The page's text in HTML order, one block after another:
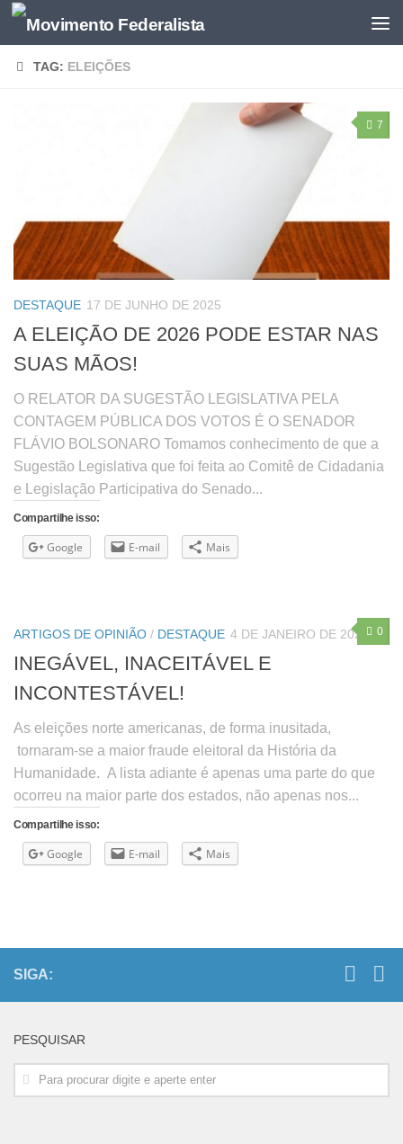
TAG: ELEIÇÕES
7
DESTAQUE 17 DE JUNHO DE 2025
A ELEIÇÃO DE 2026 PODE ESTAR NAS
SUAS MÃOS!
O RELATOR DA SUGESTÃO LEGISLATIVA PELA
CONTAGEM PÚBLICA DOS VOTOS É O SENADOR
FLÁVIO BOLSONARO Tomamos conhecimento de que a
Sugestão Legislativa que foi feita ao Comitê de Cidadania
e Legislação Participativa do Senado...
Compartilhe isso:
Google E-mail Mais
0
ARTIGOS DE OPINIÃO / DESTAQUE 4 DE JANEIRO DE 2021
INEGÁVEL, INACEITÁVEL E
INCONTESTÁVEL!
As eleições norte americanas, de forma inusitada,
tornaram-se a maior fraude eleitoral da História da
Humanidade. A lista adiante é apenas uma parte do que
ocorreu na maior parte dos estados, não apenas nos...
Compartilhe isso:
Google E-mail Mais
SIGA:
PESQUISAR